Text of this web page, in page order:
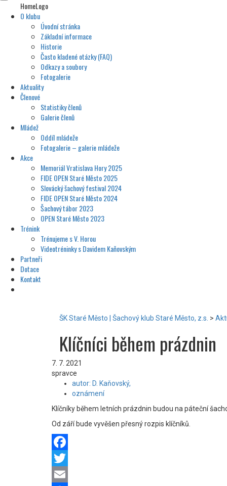
HomeLogo
O klubu
Úvodní stránka
Základní informace
Historie
Často kladené otázky (FAQ)
Odkazy a soubory
Fotogalerie
Aktuality
Členové
Statistiky členů
Galerie členů
Mládež
Oddíl mládeže
Fotogalerie – galerie mládeže
Akce
Memoriál Vratislava Hory 2025
FIDE OPEN Staré Město 2025
Slovácký šachový festival 2024
FIDE OPEN Staré Město 2024
Šachový tábor 2023
OPEN Staré Město 2023
Trénink
Trénujeme s V. Horou
Videotréninky s Davidem Kaňovským
Partneři
Dotace
Kontakt
ŠK Staré Město | Šachový klub Staré Město, z.s. >
Klíčníci během prázdnin
7. 7. 2021
spravce
autor: D. Kaňovský,
oznámení
Klíčníky během letních prázdnin budou na páteční
Od září bude vyvěšen přesný rozpis klíčníků.
Facebook
Twitter